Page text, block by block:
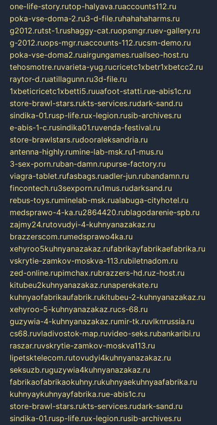
one-life-story.rutop-halyava.ruaccounts112.ru
poka-vse-doma-2.ru3-d-file.ruhahahaharms.ru
g2012.rutst-1.rushaggy-cat.ruopsmgr.ruev-gallery.ru
g-2012.ruops-mgr.ruaccounts-112.rucsm-demo.ru
poka-vse-doma2.ruairgungames.ruallseo-host.ru
tehosmotre.ruvarieta-yug.rucricetc1xbetr1xbetcc2.ru
raytor-d.ruatillagunn.ru3d-file.ru
1xbeticricetc1xbetti5.ruuafoot-statti.rue-abis1c.ru
store-brawl-stars.rukts-services.rudark-sand.ru
sindika-01.rusp-life.rux-legion.rusib-archives.ru
e-abis-1-c.rusindika01.ruvenda-festival.ru
store-brawlstars.rudooraleksandria.ru
antenna-highly.rumine-lab-msk.ru1-mus.ru
3-sex-porn.ruban-damn.rupurse-factory.ru
viagra-tablet.rufasbags.ruadler-jun.rubandamn.ru
fincontech.ru3sexporn.ru1mus.rudarksand.ru
rebus-toys.ruminelab-msk.rualabuga-cityhotel.ru
medsprawo-4-ka.ru2864420.rublagodarenie-spb.ru
zajmy24.rutovudyi-4-kuhnyanazakaz.ru
brazzerscom.rumedsprawo4ka.ru
xehyroo5kuhnyanazakaz.rufabrikayfabrikaefabrika.ru
vskrytie-zamkov-moskva-113.rubiletnadom.ru
zed-online.rupimchax.rubrazzers-hd.ruz-host.ru
kitubeu2kuhnyanazakaz.runaperekate.ru
kuhnyaofabrikaufabrik.rukitubeu-2-kuhnyanazakaz.ru
xehyroo-5-kuhnyanazakaz.rucs-68.ru
guzywia-4-kuhnyanazakaz.rumir-tk.ruvlknrussia.ru
cs68.ruvladivostok-map.ruvideo-seks.rubankaribi.ru
raszar.ruvskrytie-zamkov-moskva113.ru
lipetsktelecom.rutovudyi4kuhnyanazakaz.ru
seksuzb.ruguzywia4kuhnyanazakaz.ru
fabrikaofabrikaokuhny.rukuhnyaekuhnyaafabrika.ru
kuhnyaykuhnyayfabrika.rue-abis1c.ru
store-brawl-stars.rukts-services.rudark-sand.ru
sindika-01.rusp-life.rux-legion.rusib-archives.ru